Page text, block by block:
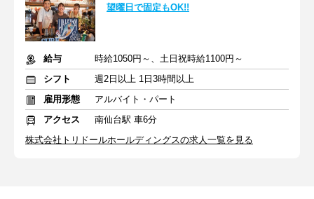
望曜日で固定もOK!!
給与
時給1050円～、土日祝時給1100円～
シフト
週2日以上 1日3時間以上
雇用形態
アルバイト・パート
アクセス
南仙台駅 車6分
株式会社トリドールホールディングスの求人一覧を見る